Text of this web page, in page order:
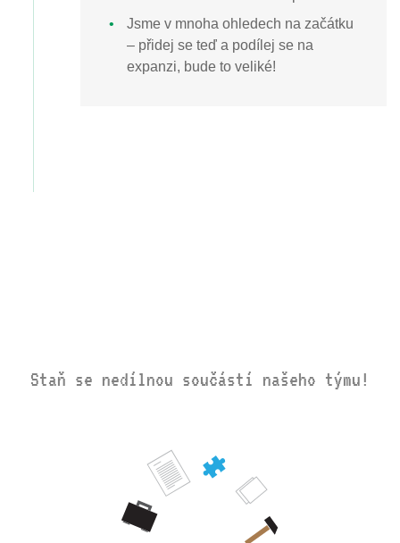
Jsme v mnoha ohledech na začátku
– přidej se teď a podílej se na
expanzi, bude to veliké!
Staň se nedílnou součástí našeho týmu!